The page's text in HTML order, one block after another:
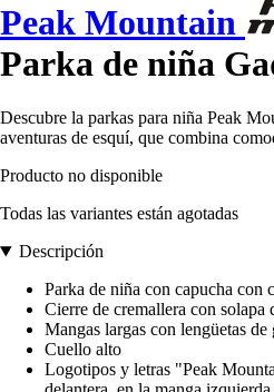
Peak Mountain
Parka de niña
Descubre la parkas para niña Peak
aventuras de esquí, que combina
Producto no disponible
Todas las variantes están agotadas
Descripción
Parka de niña con capucha con
Cierre de cremallera con solapa
Mangas largas con lengüetas
Cuello alto
Logotipos y letras "Peak